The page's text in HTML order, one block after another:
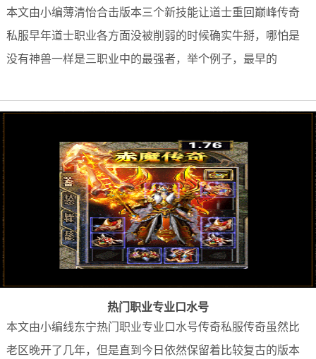
本文由小编薄清怡合击版本三个新技能让道士重回巅峰传奇
私服早年道士职业各方面没被削弱的时候确实牛掰，哪怕是
没有神兽一样是三职业中的最强者，举个例子，最早的
热门职业专业口水号
本文由小编线东宁热门职业专业口水号传奇私服传奇虽然比
老区晚开了几年，但是直到今日依然保留着比较复古的版本